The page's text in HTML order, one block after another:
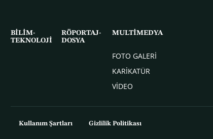
BİLİM-
TEKNOLOJİ
RÖPORTAJ-
DOSYA
MULTİMEDYA
FOTO GALERİ
KARİKATÜR
VİDEO
Kullanım Şartları Gizlilik Politikası